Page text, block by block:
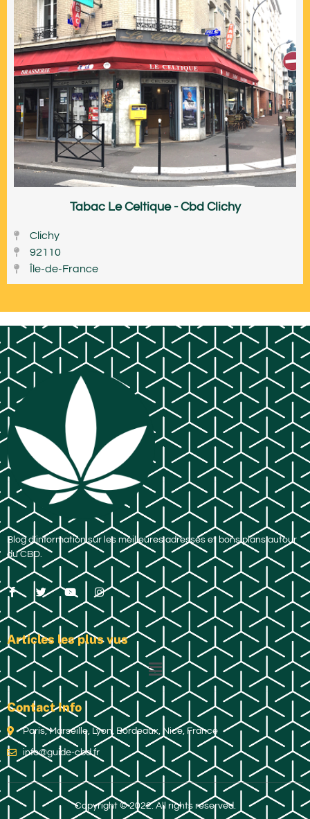
Tabac Le Celtique - Cbd Clichy
Clichy
92110
Île-de-France
Blog d’information sur les meilleures adresses et bons plans autour
du CBD.
Articles les plus vus
Contact Info
Paris, Marseille, Lyon, Bordeaux, Nice, France
info@guide-cbd.fr
Copyright © 2022. All rights reserved.